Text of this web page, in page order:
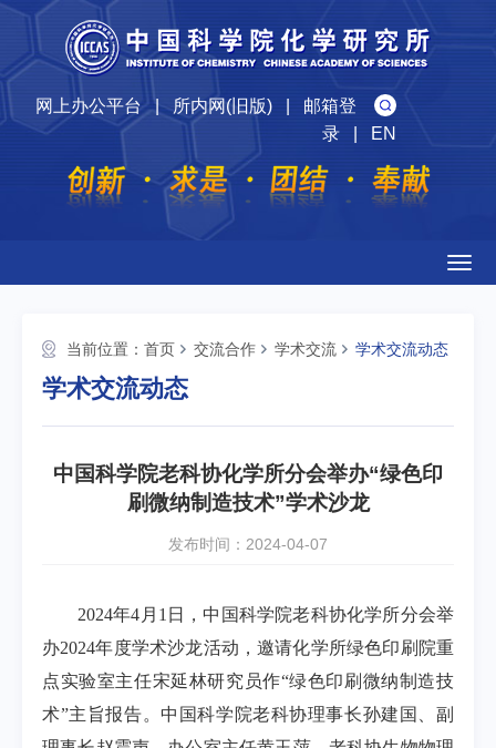
网上办公平台|所内网(旧版)| 邮箱登
录| EN
当前位置： 首页 交流合作 学术交流 学术交流动态
学术交流动态
中国科学院老科协化学所分会举办“绿色印
刷微纳制造技术”学术沙龙
发布时间：2024-04-07
2024年4月1日，中国科学院老科协化学所分会举
办2024年度学术沙龙活动，邀请化学所绿色印刷院重
点实验室主任宋延林研究员作“绿色印刷微纳制造技
术”主旨报告。中国科学院老科协理事长孙建国、副